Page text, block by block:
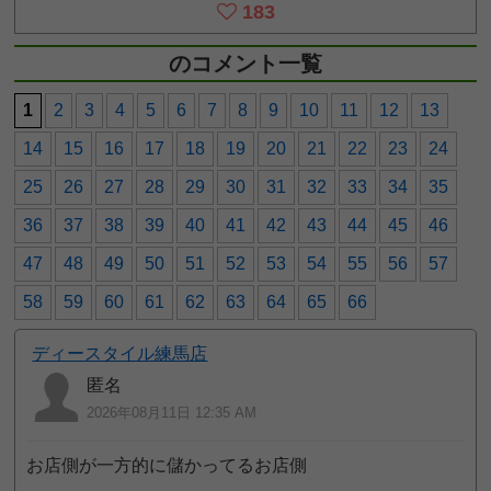
183
のコメント一覧
1 2 3 4 5 6 7 8 9 10 11 12 13
14 15 16 17 18 19 20 21 22 23 24
25 26 27 28 29 30 31 32 33 34 35
36 37 38 39 40 41 42 43 44 45 46
47 48 49 50 51 52 53 54 55 56 57
58 59 60 61 62 63 64 65 66
ディースタイル練馬店
匿名
2026年08月11日 12:35 AM
お店側が一方的に儲かってるお店側